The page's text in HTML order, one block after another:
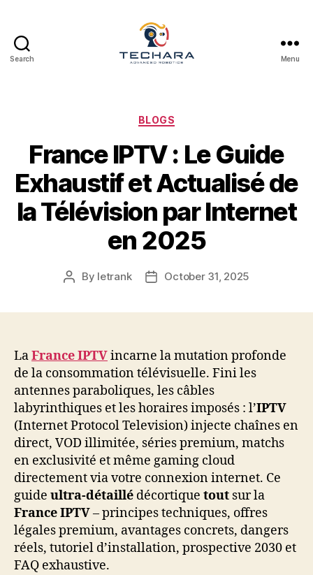
Search Menu
Categories
BLOGS
France IPTV : Le Guide
Exhaustif et Actualisé de
la Télévision par Internet
en 2025
Post
By letrank
PostOctober 31, 2025
LaFrance IPTVincarne la mutation profonde
de la consommation télévisuelle. Fini les
antennes paraboliques, les câbles
labyrinthiques et les horaires imposés : l’IPTV
(Internet Protocol Television) injecte chaînes en
direct, VOD illimitée, séries premium, matchs
en exclusivité et même gaming cloud
directement via votre connexion internet. Ce
guide ultra-détaillé décortique tout sur la
France IPTV– principes techniques, offres
légales premium, avantages concrets, dangers
réels, tutoriel d’installation, prospective 2030 et
FAQ exhaustive.